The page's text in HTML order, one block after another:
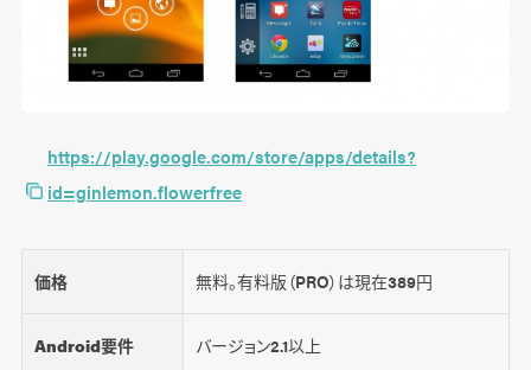
https://play.google.com/store/apps/details?
id=ginlemon.flowerfree
価格 無料。有料版（PRO）は現在389円
Android要件 バージョン2.1以上